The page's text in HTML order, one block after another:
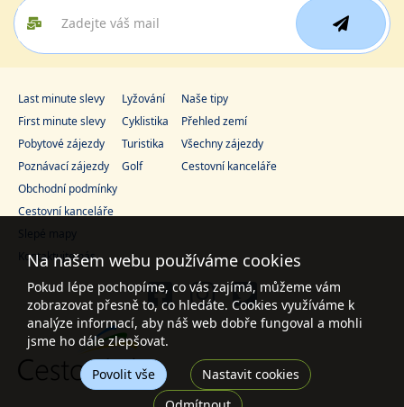
Last minute slevy
First minute slevy
Pobytové zájezdy
Poznávací zájezdy
Lyžování
Cyklistika
Turistika
Golf
Naše tipy
Přehled zemí
Všechny zájezdy
Cestovní kanceláře
Obchodní podmínky
Cestovní kanceláře
Slepé mapy
Kontaktujte nás
Na našem webu používáme cookies
Pokud lépe pochopíme, co vás zajímá, můžeme vám
zobrazovat přesně to, co hledáte. Cookies využíváme k
analýze informací, aby náš web dobře fungoval a mohli
jsme ho dále zlepšovat.
Povolit vše
Nastavit cookies